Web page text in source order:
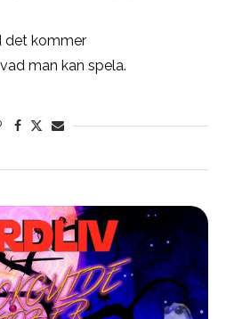
det kommer
man kan spela.